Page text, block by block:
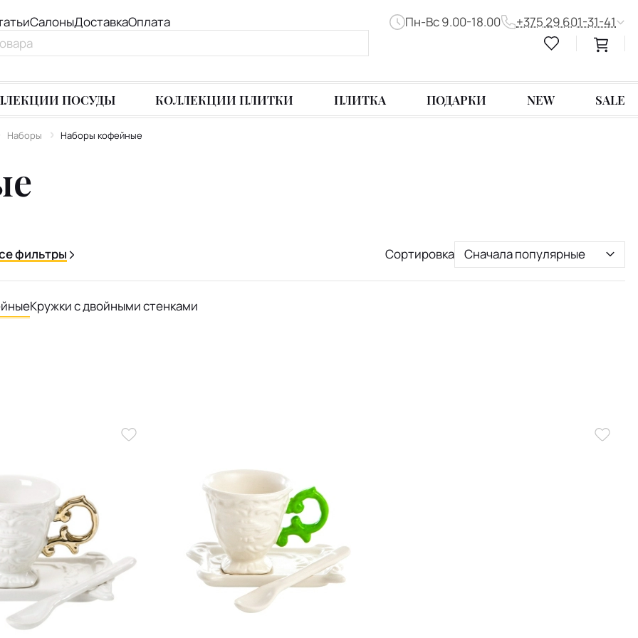
СалоныДоставкаОплата Пн-Вс 9.00-18.00 +375 29 601-31-41
ПОСУДЫ КОЛЛЕКЦИИ ПЛИТКИ ПЛИТКА ПОДАРКИ NEW SALE
Наборы Наборы кофейные
фильтры Сортировка Сначала популярные
Кружки с двойными стенками